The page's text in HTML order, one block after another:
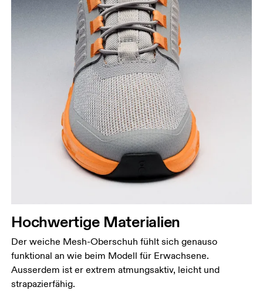
Hochwertige Materialien
Der weiche Mesh-Oberschuh fühlt sich genauso
funktional an wie beim Modell für Erwachsene.
Ausserdem ist er extrem atmungsaktiv, leicht und
strapazierfähig.